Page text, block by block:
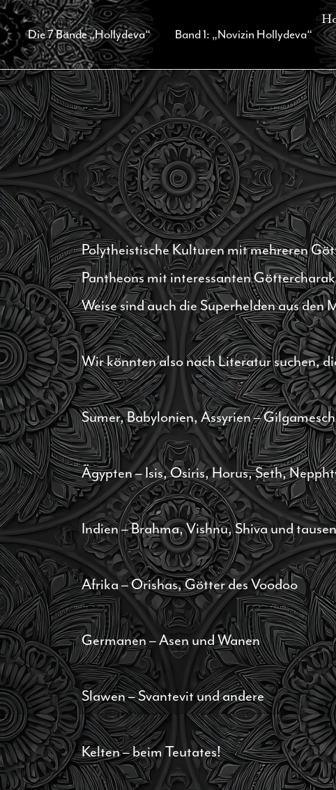
Zum
Inhalt
springen
Die 7 Bände „Hollydeva“ Band 1: „Novizin Hollydeva“
Polytheistische Kulturen mit mehreren
Pantheons mit interessanten
Weise sind auch die Superhelden aus
Wir könnten also nach Literatur suchen,
Sumer, Babylonien, Assyrien –
Ägypten – Isis, Osiris, Horus, Seth,
Indien – Brahma, Vishnu, Shiva und
Afrika – Orishas, Götter des Voodoo
Germanen – Asen und Wanen
Slawen – Svantevit und andere
Kelten – beim Teutates!